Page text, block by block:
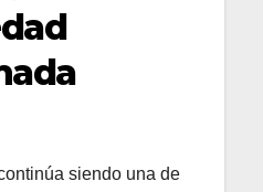
siendo una de